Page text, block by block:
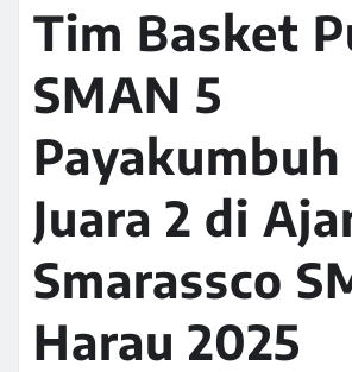
Tim Basket
SMAN 5
Payakumbuh
Juara 2 di
Smarassco
Harau 2025